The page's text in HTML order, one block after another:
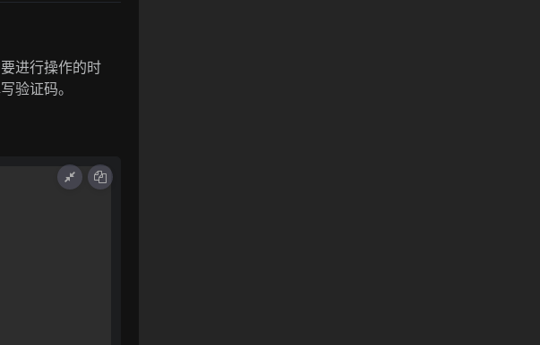
进行操作的时
验证码。